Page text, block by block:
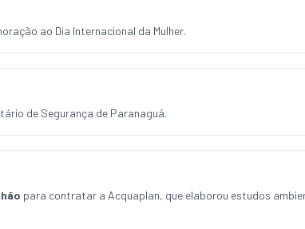
ao Dia Internacional da Mulher.
de Segurança de Paranaguá.
para contratar a Acquaplan, que elaborou estudos